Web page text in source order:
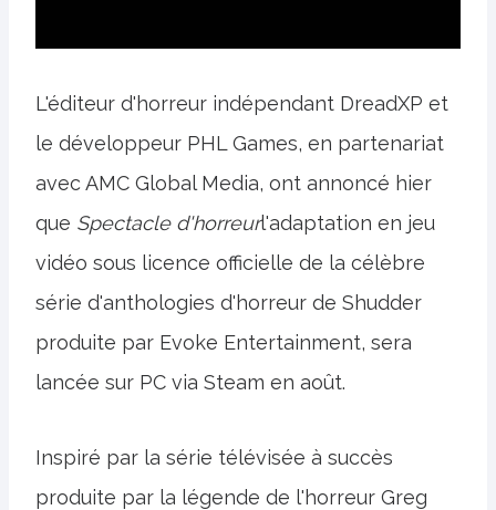
L'éditeur d'horreur indépendant DreadXP et
le développeur PHL Games, en partenariat
avec AMC Global Media, ont annoncé hier
que Spectacle d'horreurl'adaptation en jeu
vidéo sous licence officielle de la célèbre
série d'anthologies d'horreur de Shudder
produite par Evoke Entertainment, sera
lancée sur PC via Steam en août.
Inspiré par la série télévisée à succès
produite par la légende de l'horreur Greg